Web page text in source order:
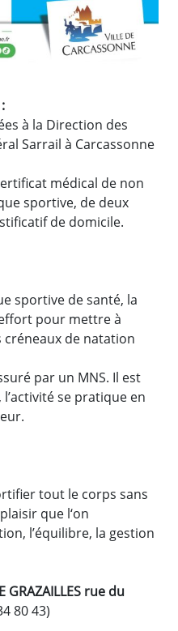
à la Direction des
Sarrail à Carcassonne
médical de non
sportive, de deux
de domicile.
sportive de santé, la
pour mettre à
de natation
par un MNS. Il est
se pratique en
tout le corps sans
que l‘on
l’équilibre, la gestion
GRAZAILLES rue du
80 43)